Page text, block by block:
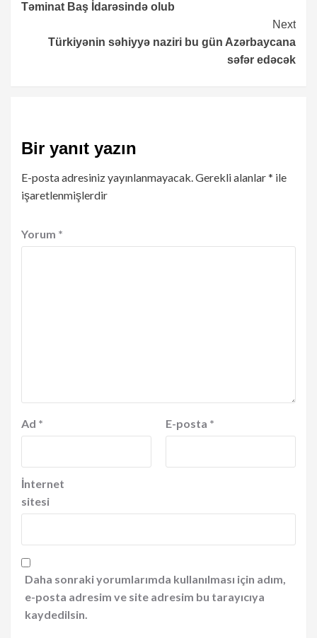
Təminat Baş İdarəsində olub
Next
Türkiyənin səhiyyə naziri bu gün Azərbaycana
səfər edəcək
Bir yanıt yazın
E-posta adresiniz yayınlanmayacak.Gerekli alanlar* ile
işaretlenmişlerdir
Yorum *
Ad * E-posta *
İnternet
sitesi
Daha sonraki yorumlarımda kullanılması için adım,
e-posta adresim ve site adresim bu tarayıcıya
kaydedilsin.